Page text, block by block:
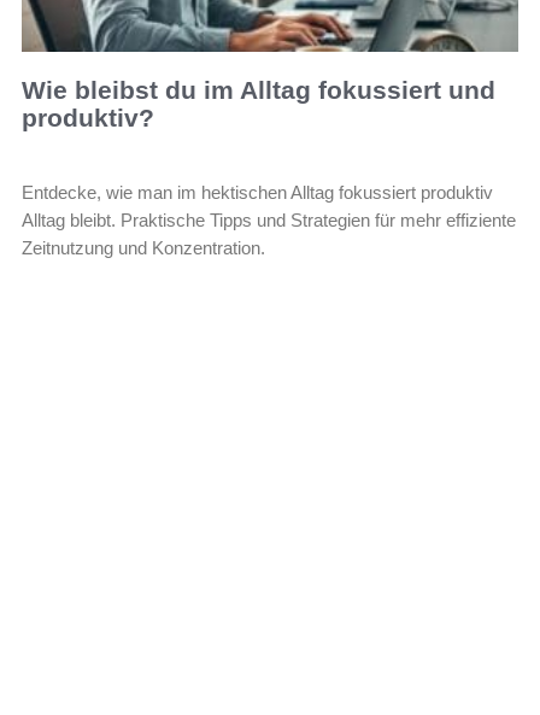
Wie bleibst du im Alltag fokussiert und
produktiv?
Entdecke, wie man im hektischen Alltag fokussiert produktiv
Alltag bleibt. Praktische Tipps und Strategien für mehr effiziente
Zeitnutzung und Konzentration.